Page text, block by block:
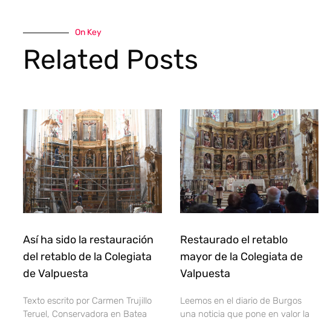
On Key
Related Posts
Así ha sido la restauración
del retablo de la Colegiata
de Valpuesta
Texto escrito por Carmen Trujillo
Teruel, Conservadora en Batea
Restaurado el retablo
mayor de la Colegiata de
Valpuesta
Leemos en el diario de Burgos
una noticia que pone en valor la